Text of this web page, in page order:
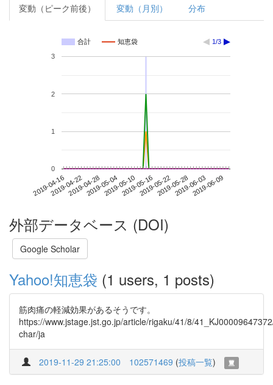
変動（ピーク前後） 変動（月別） 分布
合計 知恵袋 1/3
2019-04-162019-04-222019-04-282019-05-042019-05-102019-05-162019-05-222019-05-282019-06-032019-06-09
0
1
2
3
外部データベース (DOI)
Google Scholar
Yahoo!知恵袋 (1 users, 1 posts)
筋肉痛の軽減効果があるそうです。
https://www.jstage.jst.go.jp/article/rigaku/41/8/
char/ja
2019-11-29 21:25:00 102571469 (投稿一覧)